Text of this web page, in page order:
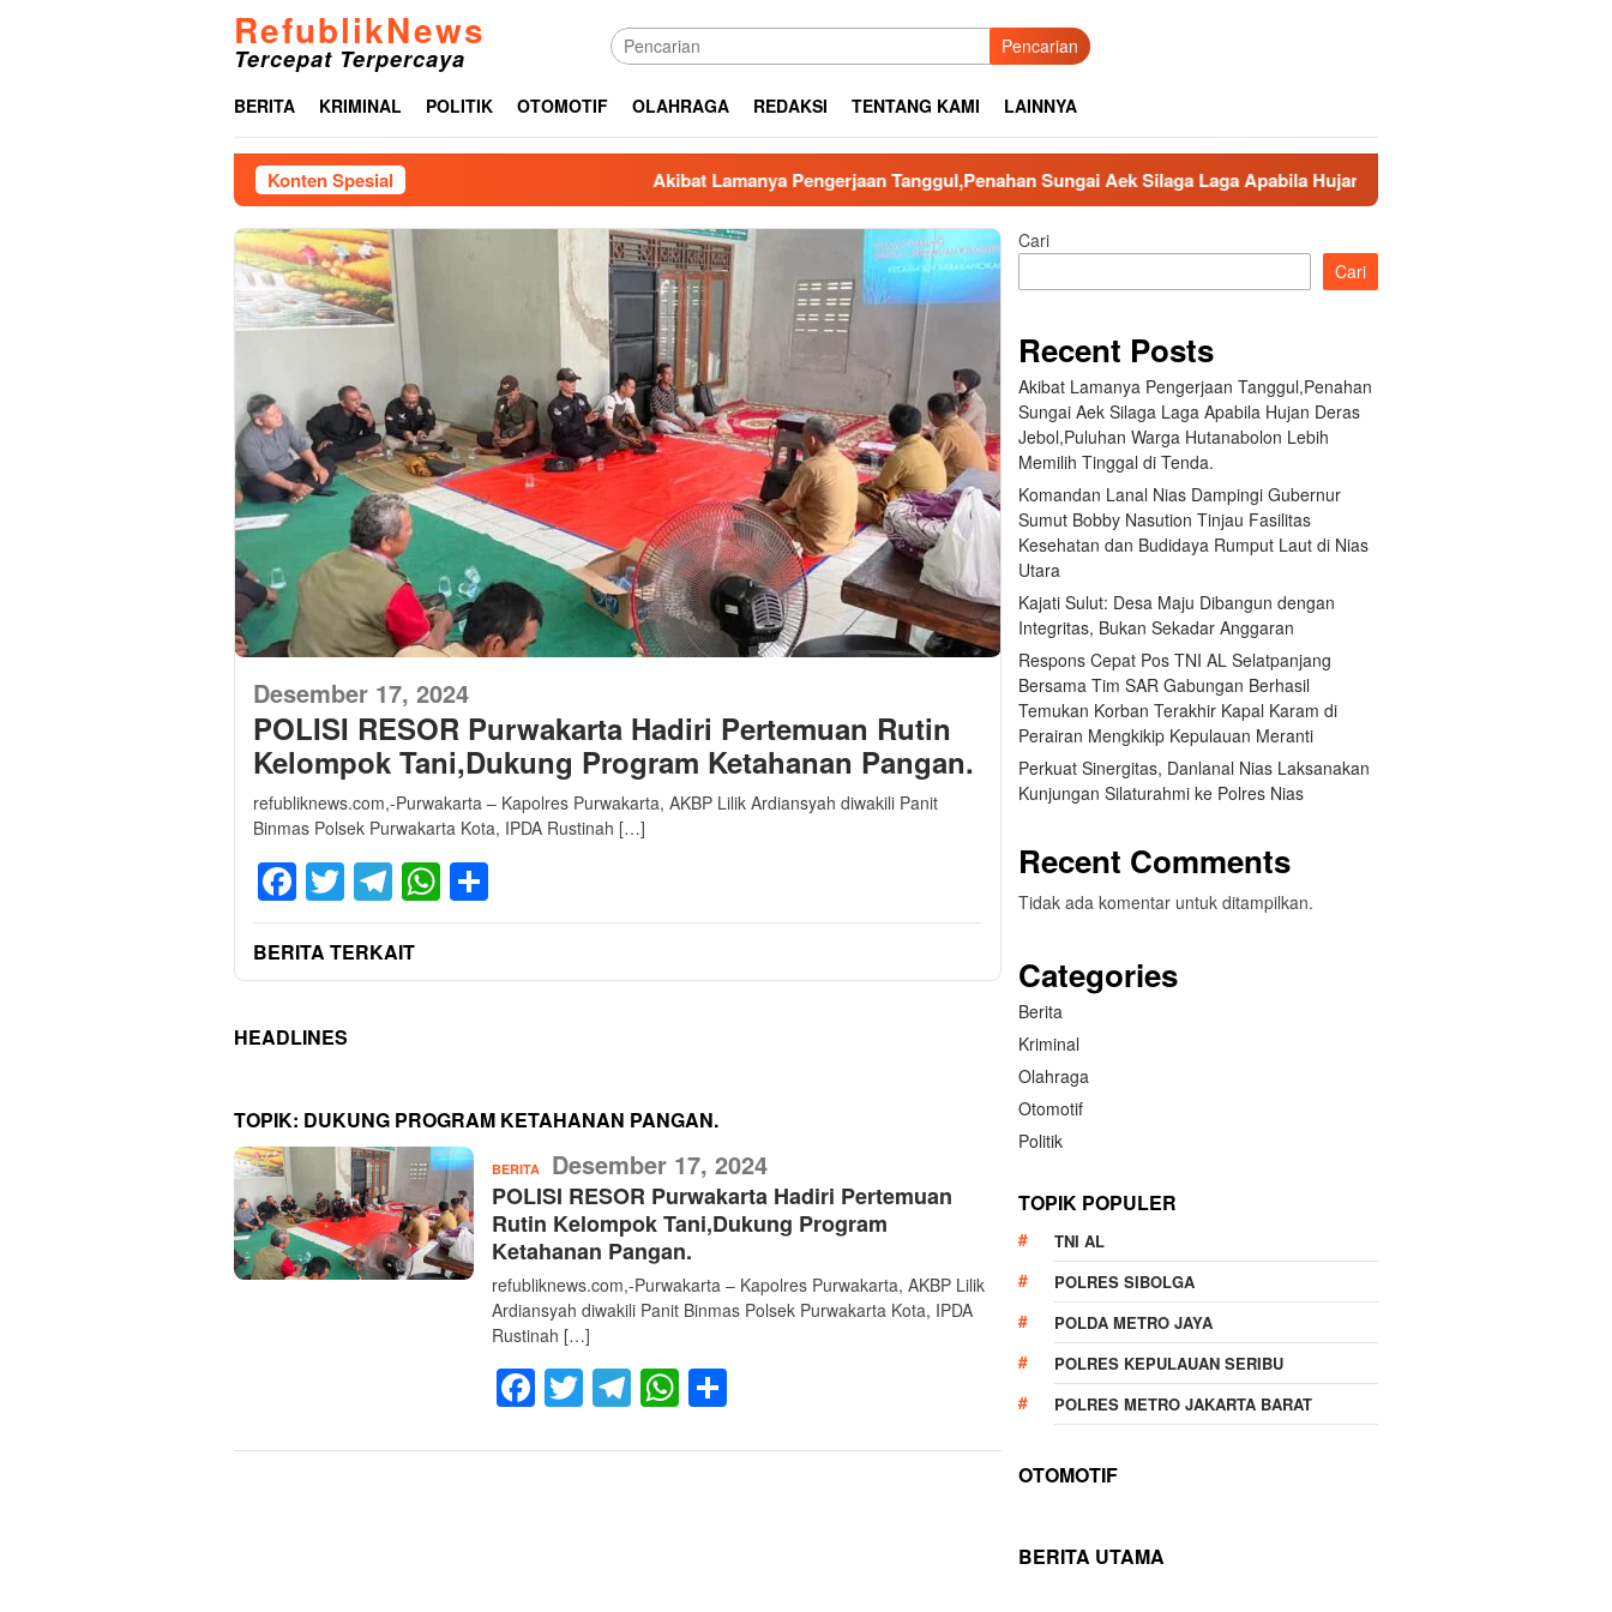
RefublikNews
Tercepat Terpercaya Pencarian
BERITA KRIMINAL POLITIK OTOMOTIF OLAHRAGA REDAKSI TENTANG KAMI LAINNYA
Konten Spesial Akibat Lamanya Pengerjaan Tanggul,Penahan Sungai Aek Silaga Laga Apabila Hujan Deras Jebol,Puluhan Warga
Desember 17, 2024
POLISI RESOR Purwakarta Hadiri Pertemuan Rutin
Kelompok Tani,Dukung Program Ketahanan Pangan.
refubliknews.com,-Purwakarta – Kapolres Purwakarta, AKBP Lilik Ardiansyah diwakili Panit
Binmas Polsek Purwakarta Kota, IPDA Rustinah […]
Facebook
Twitter
Telegram
WhatsApp
BERITA TERKAIT
HEADLINES
TOPIK: DUKUNG PROGRAM KETAHANAN PANGAN.
BERITARefublikNews
Desember 17, 2024
POLISI RESOR Purwakarta Hadiri Pertemuan
Rutin Kelompok Tani,Dukung Program
Ketahanan Pangan.
refubliknews.com,-Purwakarta – Kapolres Purwakarta, AKBP Lilik
Ardiansyah diwakili Panit Binmas Polsek Purwakarta Kota, IPDA
Rustinah […]
Facebook
Twitter
Telegram
WhatsApp
Cari
Cari
Recent Posts
Akibat Lamanya Pengerjaan Tanggul,Penahan
Sungai Aek Silaga Laga Apabila Hujan Deras
Jebol,Puluhan Warga Hutanabolon Lebih
Memilih Tinggal di Tenda.
Komandan Lanal Nias Dampingi Gubernur
Sumut Bobby Nasution Tinjau Fasilitas
Kesehatan dan Budidaya Rumput Laut di Nias
Utara
Kajati Sulut: Desa Maju Dibangun dengan
Integritas, Bukan Sekadar Anggaran
Respons Cepat Pos TNI AL Selatpanjang
Bersama Tim SAR Gabungan Berhasil
Temukan Korban Terakhir Kapal Karam di
Perairan Mengkikip Kepulauan Meranti
Perkuat Sinergitas, Danlanal Nias Laksanakan
Kunjungan Silaturahmi ke Polres Nias
Recent Comments
Tidak ada komentar untuk ditampilkan.
Categories
Berita
Kriminal
Olahraga
Otomotif
Politik
TOPIK POPULER
TNI AL
POLRES SIBOLGA
POLDA METRO JAYA
POLRES KEPULAUAN SERIBU
POLRES METRO JAKARTA BARAT
OTOMOTIF
BERITA UTAMA